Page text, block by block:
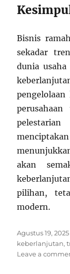
Bisnis
sekadar
dunia
akan
pilihan,
modern.
Posted
on
Agustus 19, 2025
keberlanjutan,
Leave a